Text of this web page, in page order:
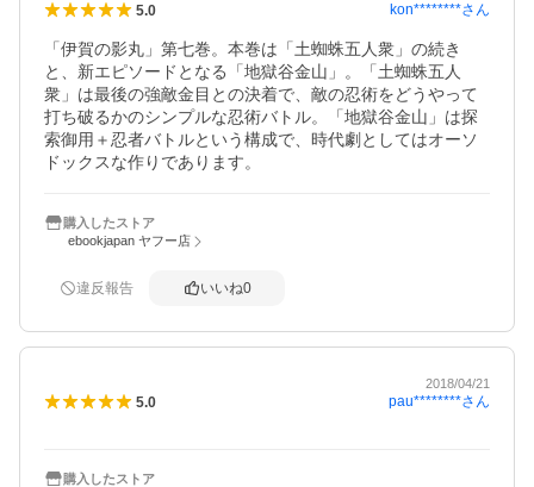
5.0 kon********さん
「伊賀の影丸」第七巻。本巻は「土蜘蛛五人衆」の続き
と、新エピソードとなる「地獄谷金山」。「土蜘蛛五人
衆」は最後の強敵金目との決着で、敵の忍術をどうやって
打ち破るかのシンプルな忍術バトル。「地獄谷金山」は探
索御用＋忍者バトルという構成で、時代劇としてはオーソ
ドックスな作りであります。
購入したストア
ebookjapan ヤフー店
違反報告 いいね0
2018/04/21
5.0 pau********さん
購入したストア